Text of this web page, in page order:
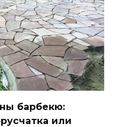
барбекю:
или